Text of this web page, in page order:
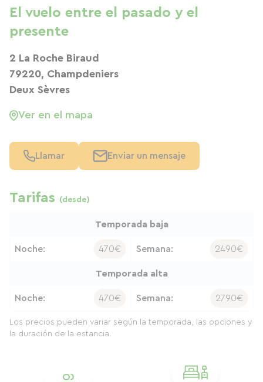
El vuelo entre el pasado y el
presente
2 La Roche Biraud
79220, Champdeniers
Deux Sèvres
Ver en el mapa
Llamar Enviar un mensaje
Tarifas (desde)
Temporada baja
Noche: 470€ Semana: 2490€
Temporada alta
Noche: 470€ Semana: 2790€
Los precios pueden variar según la temporada, las opciones y
la duración de la estancia.